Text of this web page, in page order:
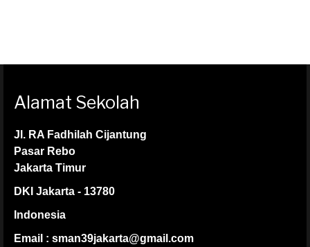
Alamat Sekolah
Jl. RA Fadhilah Cijantung
Pasar Rebo
Jakarta Timur
DKI Jakarta - 13780
Indonesia
Email : sman39jakarta@gmail.com